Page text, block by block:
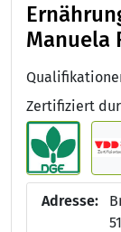
Manuela
Zertifiziert
Adresse: